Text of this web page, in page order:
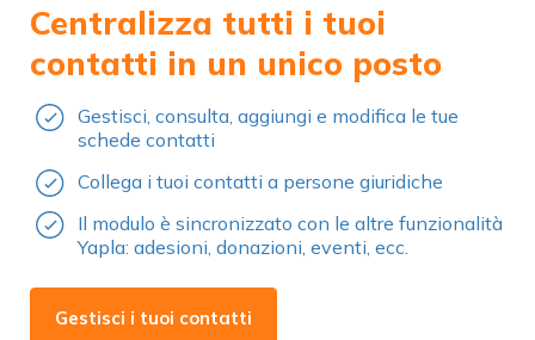
Centralizza tutti i tuoi
contatti in un unico posto
Gestisci, consulta, aggiungi e modifica le tue
schede contatti
Collega i tuoi contatti a persone giuridiche
Il modulo è sincronizzato con le altre funzionalità
Yapla: adesioni, donazioni, eventi, ecc.
Gestisci i tuoi contatti